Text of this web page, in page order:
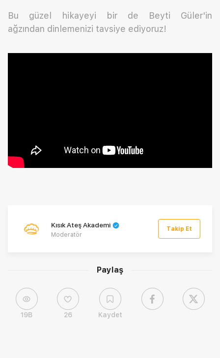
Paylaş
19B 26 Kaydet
Bu güzel hikayeyi bir de Beyti Güler'in
ağzından dinlemenizi tavsiye ediyoruz!
Kısık Ateş Akademi
Moderatör
Takip Et